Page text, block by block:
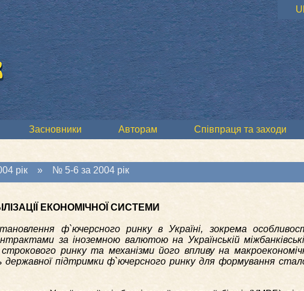
Засновники Авторам Співпраця та заходи
рік » № 5-6 за 2004 рік
ЕКОНОМІЧНОЇ СИСТЕМИ
ф`ючерсного ринку в Україні, зокрема
за іноземною валютою на Українській
ринку та механізми його впливу на
державної підтримки ф`ючерсного ринку для формування